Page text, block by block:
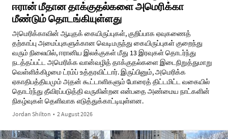
ஈரான் மீதான தாக்குதல்களை அமெரிக்கா
மீண்டும் தொடங்கியுள்ளது
அமெரிக்காவின் ஆயுதக் கையிருப்புகள், குறிப்பாக ஏவுகணைத்
தற்காப்பு அமைப்புகளுக்கான வெடிமருந்து கையிருப்புகள் குறைந்து
வரும் நிலையில், ஈரானிய இலக்குகள் மீது 13 இரவுகள் தொடர்ந்து
நடத்தப்பட்ட அமெரிக்க வான்வழித் தாக்குதல்களை இடைநிறுத்துமாறு
வெள்ளிக்கிழமை ட்ரம்ப் உத்தரவிட்டார். இருப்பினும், அமெரிக்க
ஏகாதிபத்தியமும் அதன் கூட்டாளிகளும் போரைத் திட்டமிட்ட வகையில்
தொடர்ந்து தீவிரப்படுத்தி வருகின்றன என்பதை அண்மைய நாட்களின்
நிகழ்வுகள் தெளிவாக எடுத்துக்காட்டியுள்ளன.
Jordan Shilton • 2 August 2026